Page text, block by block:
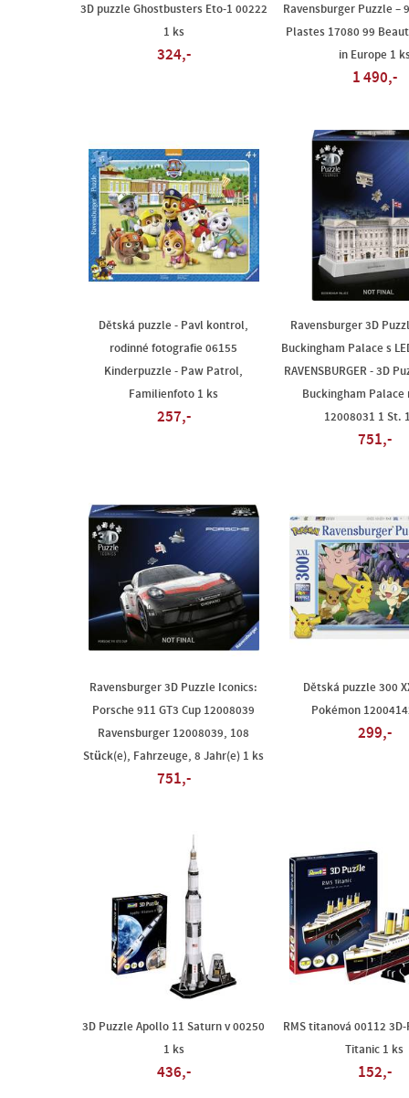
3D puzzle Ghostbusters Eto-1 00222
1 ks
324,-
Ravensburger Puzzle –
Plastes 17080 99
in Europe 1
1 490,-
Dětská puzzle - Pavl kontrol,
rodinné fotografie 06155
Kinderpuzzle - Paw Patrol,
Familienfoto 1 ks
257,-
Ravensburger 3D
Buckingham Palace s
RAVENSBURGER - 3D
Buckingham Palace
12008031 1 St.
751,-
Ravensburger 3D Puzzle Iconics:
Porsche 911 GT3 Cup 12008039
Ravensburger 12008039, 108
Stück(e), Fahrzeuge, 8 Jahr(e) 1 ks
751,-
Dětská puzzle 300
Pokémon
299,-
3D Puzzle Apollo 11 Saturn v 00250
1 ks
436,-
RMS titanová 00112 3D-
Titanic 1 ks
152,-